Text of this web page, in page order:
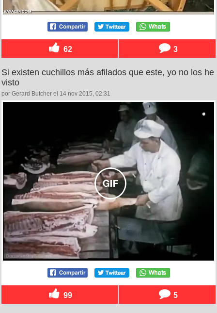
62 3
Si existen cuchillos más afilados que este, yo no los he
visto
por Gerard Butcher el 14 nov 2015, 02:31
99 5